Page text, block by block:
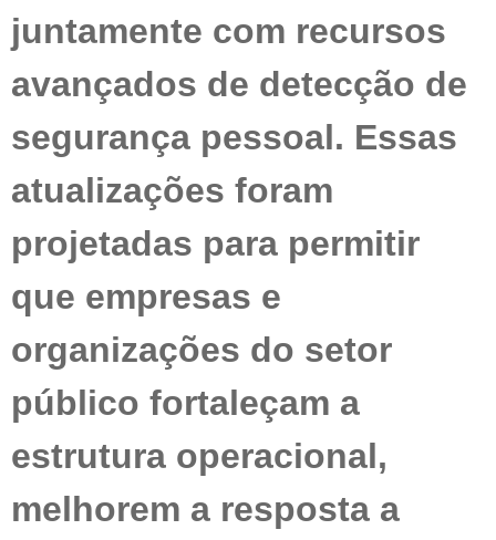
juntamente com recursos
avançados de detecção de
segurança pessoal. Essas
atualizações foram
projetadas para permitir
que empresas e
organizações do setor
público fortaleçam a
estrutura operacional,
melhorem a resposta a